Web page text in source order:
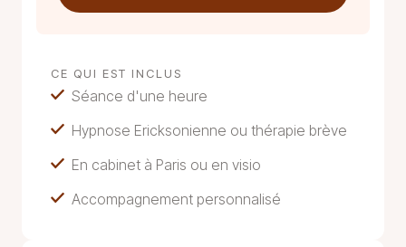
CE QUI EST INCLUS
Séance d'une heure
Hypnose Ericksonienne ou thérapie brève
En cabinet à Paris ou en visio
Accompagnement personnalisé